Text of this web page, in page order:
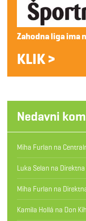
Zahodna liga ima
KLIK >
Nedavni
Miha Furlan na
Luka Selan na Direktna
Miha Furlan na
Kamila Hollá na Don